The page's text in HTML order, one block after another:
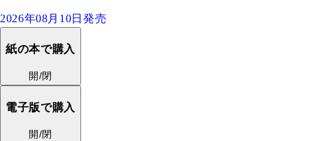
2026年08月10日発売
紙の本で購入
開/閉
電子版で購入
開/閉